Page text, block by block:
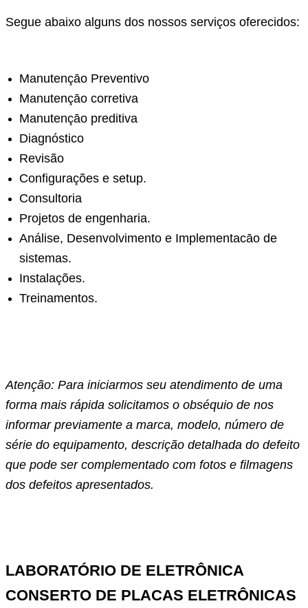
Segue abaixo alguns dos nossos serviços oferecidos:
Manutençāo Preventivo
Manutençāo corretiva
Manutençāo preditiva
Diagnóstico
Revisão
Configurações e setup.
Consultoria
Projetos de engenharia.
Análise, Desenvolvimento e Implementacāo de
sistemas.
Instalações.
Treinamentos.
Atenção: Para iniciarmos seu atendimento de uma
forma mais rápida solicitamos o obséquio de nos
informar previamente a marca, modelo, número de
série do equipamento, descrição detalhada do defeito
que pode ser complementado com fotos e filmagens
dos defeitos apresentados.
LABORATÓRIO DE ELETRÔNICA
CONSERTO DE PLACAS ELETRÔNICAS